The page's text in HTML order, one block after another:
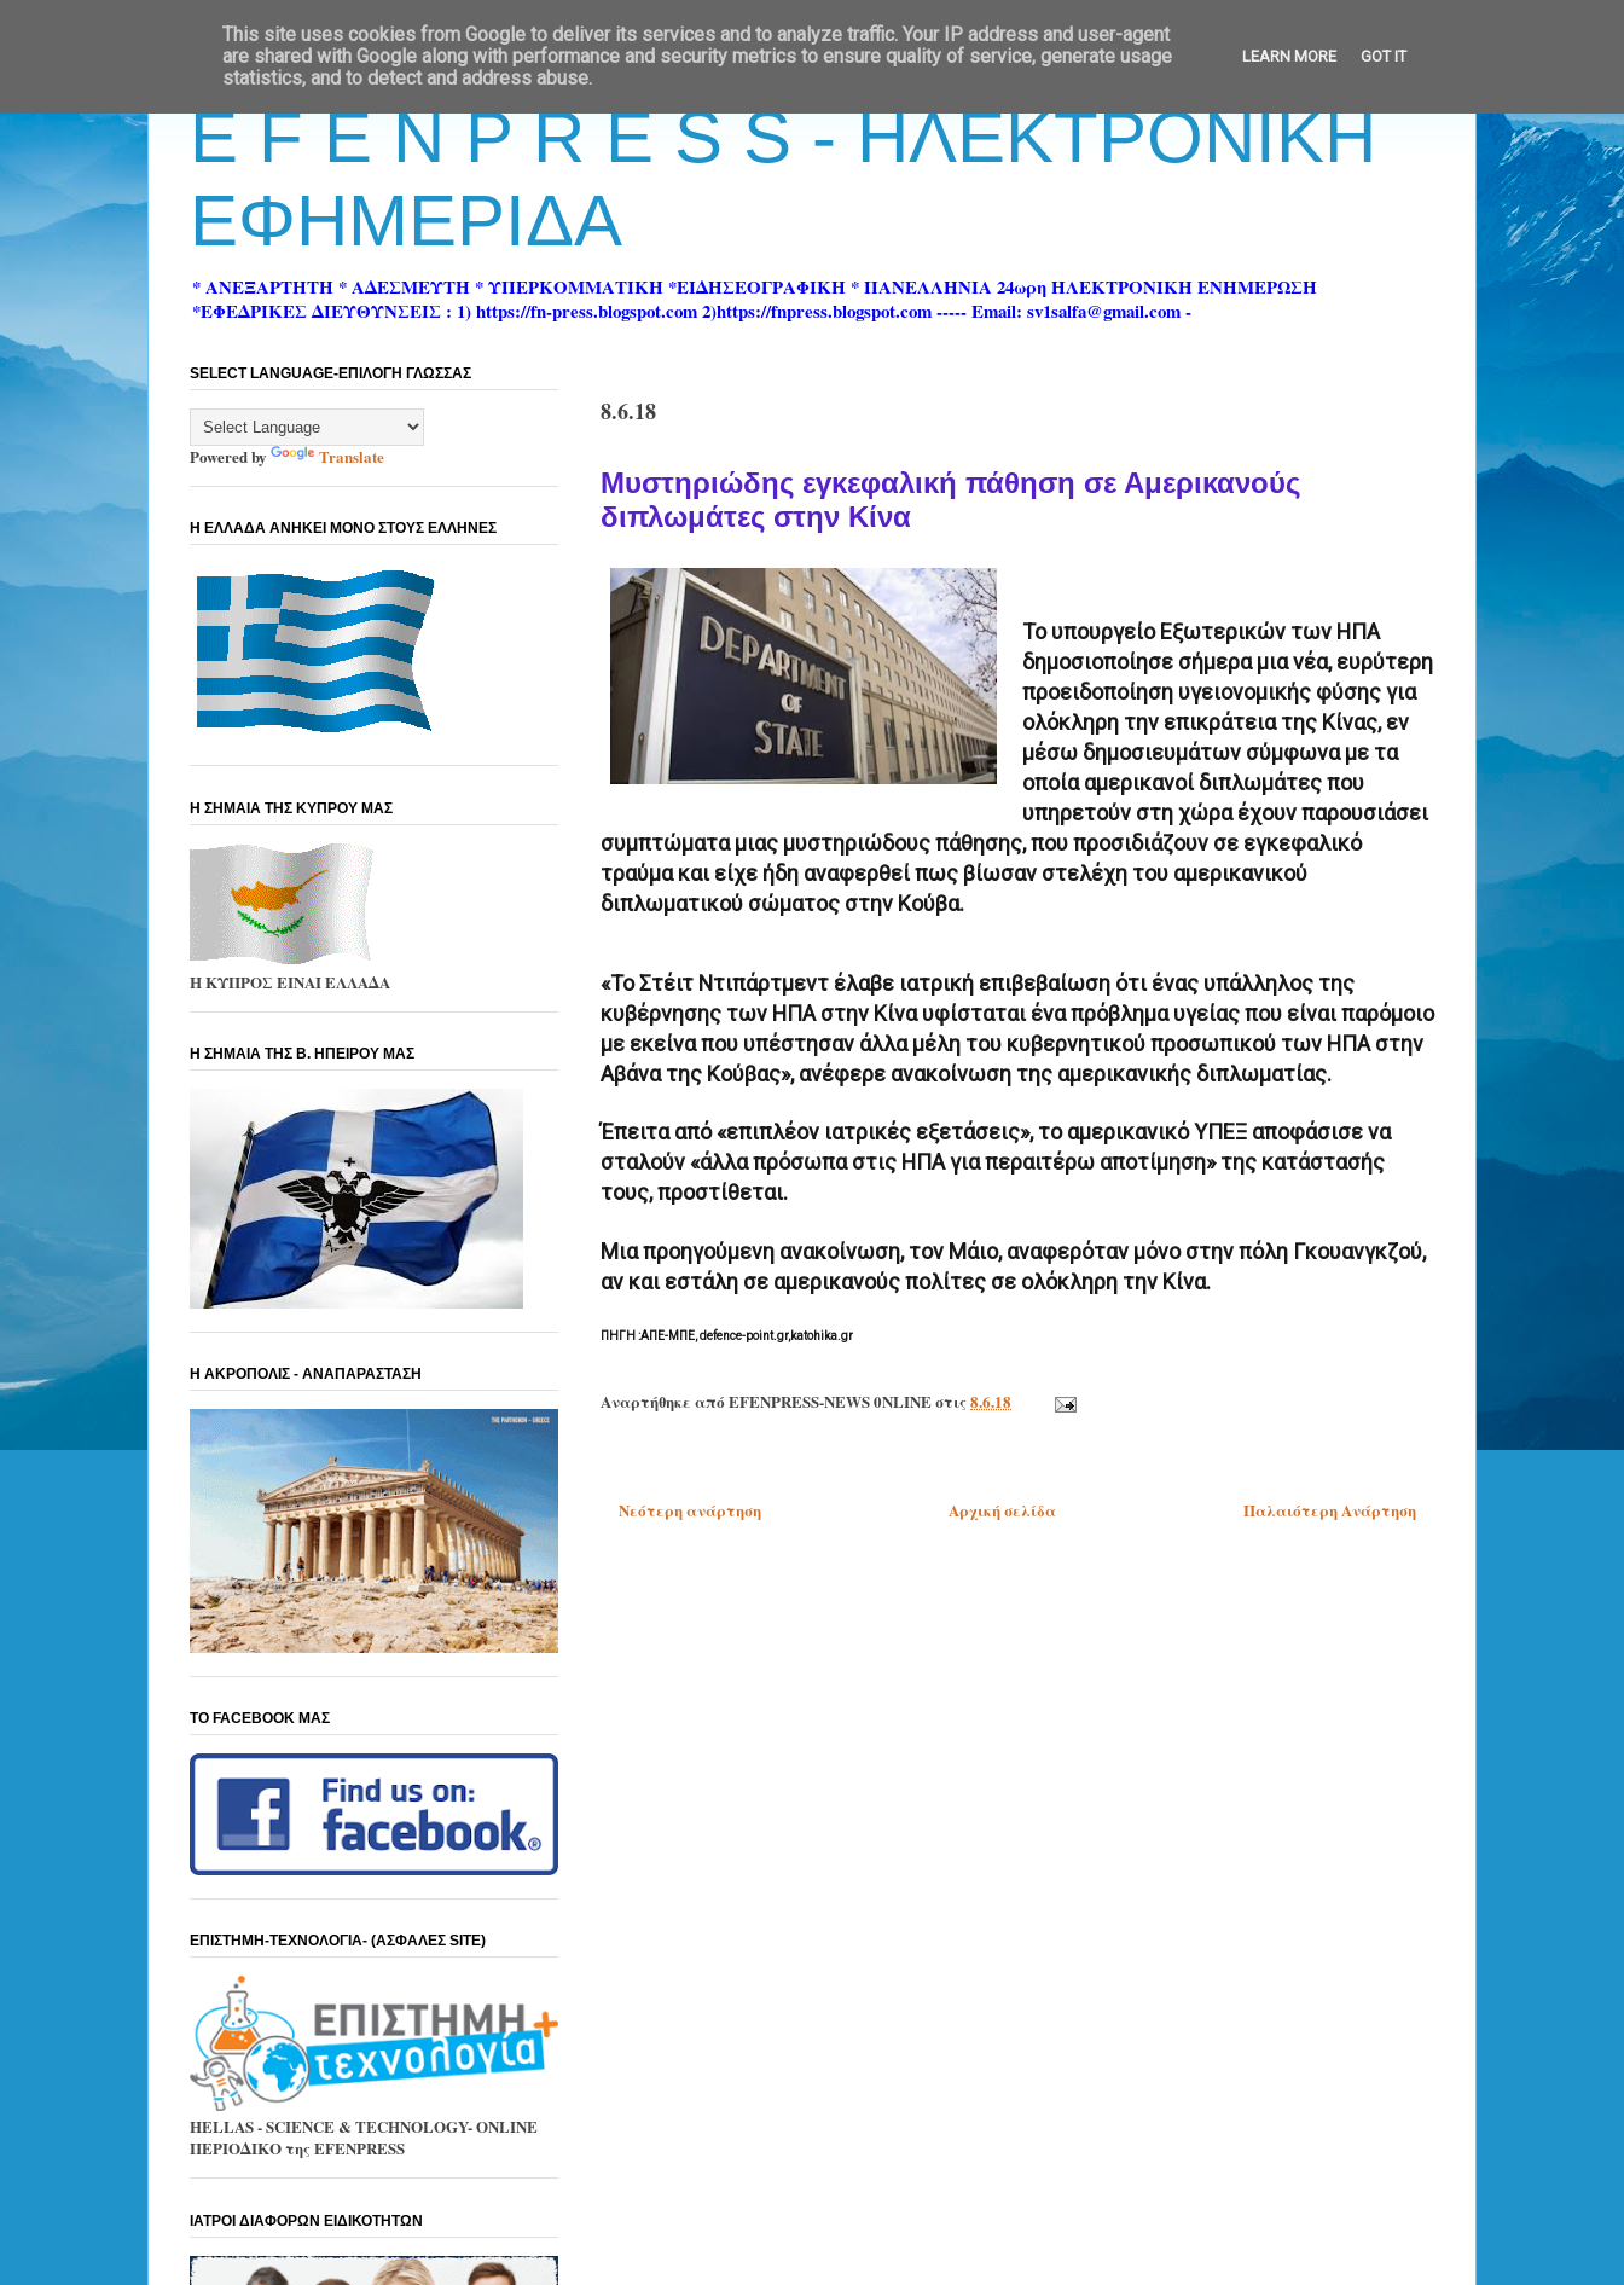
E F E N P R E S S - ΗΛΕΚΤΡΟΝΙΚΗ
ΕΦΗΜΕΡΙΔΑ
* ΑΝΕΞΑΡΤΗΤΗ * ΑΔΕΣΜΕΥΤΗ * ΥΠΕΡΚΟΜΜΑΤΙΚΗ *ΕΙΔΗΣΕΟΓΡΑΦΙΚΗ * ΠΑΝΕΛΛΗΝΙΑ 24ωρη ΗΛΕΚΤΡΟΝΙΚΗ ΕΝΗΜΕΡΩΣΗ
*ΕΦΕΔΡΙΚΕΣ ΔΙΕΥΘΥΝΣΕΙΣ : 1) https://fn-press.blogspot.com 2)https://fnpress.blogspot.com ----- Email: sv1salfa@gmail.com -
8.6.18
Μυστηριώδης εγκεφαλική πάθηση σε Αμερικανούς
διπλωμάτες στην Κίνα
Το υπουργείο Εξωτερικών των ΗΠΑ
δημοσιοποίησε σήμερα μια νέα, ευρύτερη
προειδοποίηση υγειονομικής φύσης για
ολόκληρη την επικράτεια της Κίνας, εν
μέσω δημοσιευμάτων σύμφωνα με τα
οποία αμερικανοί διπλωμάτες που
υπηρετούν στη χώρα έχουν παρουσιάσει
συμπτώματα μιας μυστηριώδους πάθησης, που προσιδιάζουν σε εγκεφαλικό
τραύμα και είχε ήδη αναφερθεί πως βίωσαν στελέχη του αμερικανικού
διπλωματικού σώματος στην Κούβα.
«Το Στέιτ Ντιπάρτμεντ έλαβε ιατρική επιβεβαίωση ότι ένας υπάλληλος της
κυβέρνησης των ΗΠΑ στην Κίνα υφίσταται ένα πρόβλημα υγείας που είναι παρόμοιο
με εκείνα που υπέστησαν άλλα μέλη του κυβερνητικού προσωπικού των ΗΠΑ στην
Αβάνα της Κούβας», ανέφερε ανακοίνωση της αμερικανικής διπλωματίας.
Έπειτα από «επιπλέον ιατρικές εξετάσεις», το αμερικανικό ΥΠΕΞ αποφάσισε να
σταλούν «άλλα πρόσωπα στις ΗΠΑ για περαιτέρω αποτίμηση» της κατάστασής
τους, προστίθεται.
Μια προηγούμενη ανακοίνωση, τον Μάιο, αναφερόταν μόνο στην πόλη Γκουανγκζού,
αν και εστάλη σε αμερικανούς πολίτες σε ολόκληρη την Κίνα.
ΠΗΓΗ :ΑΠΕ-ΜΠΕ, defence-point.gr,katohika.gr
Αναρτήθηκε από EFENPRESS-NEWS 0NLINEστις 8.6.18
Νεότερη ανάρτηση Παλαιότερη Ανάρτηση
Αρχική σελίδα
SELECT LANGUAGE-ΕΠΙΛΟΓΗ ΓΛΩΣΣΑΣ
Powered by Translate
Η ΕΛΛΑΔΑ ΑΝΗΚΕΙ ΜΟΝΟ ΣΤΟΥΣ ΕΛΛΗΝΕΣ
Η ΣΗΜΑΙΑ ΤΗΣ ΚΥΠΡΟΥ ΜΑΣ
Η ΚΥΠΡΟΣ ΕΙΝΑΙ ΕΛΛΑΔΑ
Η ΣΗΜΑΙΑ ΤΗΣ Β. ΗΠΕΙΡΟΥ ΜΑΣ
Η ΑΚΡΟΠΟΛΙΣ - ΑΝΑΠΑΡΑΣΤΑΣΗ
ΤΟ FACEBOOK ΜΑΣ
ΕΠΙΣΤΗΜΗ-ΤΕΧΝΟΛΟΓΙΑ- (ΑΣΦΑΛΕΣ SITE)
HELLAS - SCIENCE & TECHNOLOGY- ONLINE
ΠΕΡΙΟΔΙΚΟ της EFENPRESS
ΙΑΤΡΟΙ ΔΙΑΦΟΡΩΝ ΕΙΔΙΚΟΤΗΤΩΝ
This site uses cookies from Google to deliver its services and to analyze traffic. Your IP address and user-agent
are shared with Google along with performance and security metrics to ensure quality of service, generate usage
statistics, and to detect and address abuse.
LEARN MORE GOT IT